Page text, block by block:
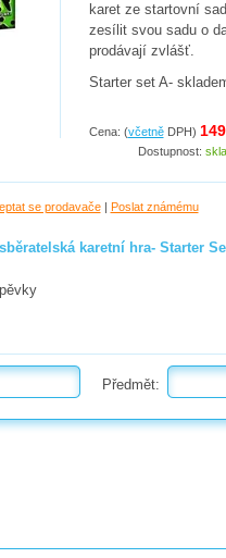
karet ze startovní
zesílit svou sadu o
prodávají zvlášť.
Starter set A-
Cena: (včetněDPH)
Dostupnost:
se prodavače| Poslat známému
karetní hra- Starter
Předmět: